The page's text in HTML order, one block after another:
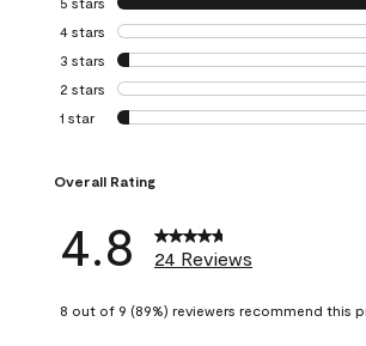
4 stars stars
3 stars stars
2 stars stars
1 star stars
Overall Rating
4.8 24 Reviews
8 out of 9 (89%) reviewers recommend this